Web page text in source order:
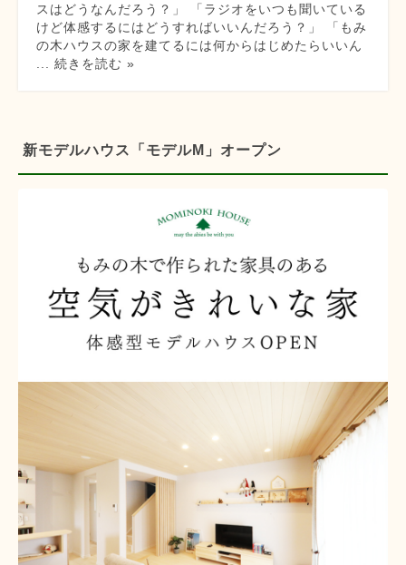
スはどうなんだろう？」 「ラジオをいつも聞いている
けど体感するにはどうすればいいんだろう？」 「もみ
の木ハウスの家を建てるには何からはじめたらいいん
... 続きを読む »
新モデルハウス「モデルM」オープン